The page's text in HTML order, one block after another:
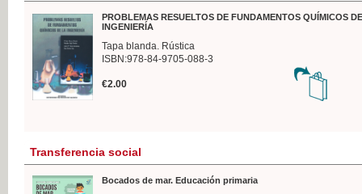
PROBLEMAS RESUELTOS DE FUNDAMENTOS QUÍMICOS
INGENIERÍA
Tapa blanda. Rústica
ISBN:978-84-9705-088-3
€2.00
Transferencia social
Bocados de mar. Educación primaria